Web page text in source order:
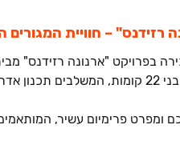
ומפרט פרימיום עשיר,